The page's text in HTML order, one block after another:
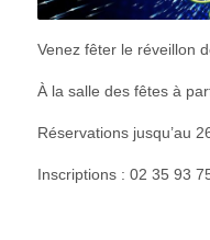
Venez fêter le réveillon
À la salle des fêtes à
Réservations jusqu’au
Inscriptions : 02 35 93